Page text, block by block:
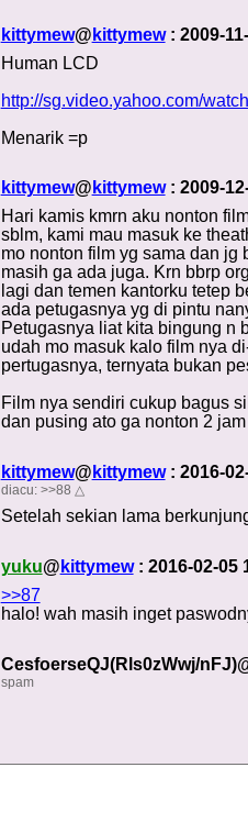
kittymew@ kittymew: 2009-
Human LCD
http://sg.video.yahoo.com/
Menarik =p
kittymew@ kittymew: 2009-
Hari kamis kmrn aku nonton
sblm, kami mau masuk ke
mo nonton film yg sama dan jg
masih ga ada juga. Krn bbrp
lagi dan temen kantorku tetep
ada petugasnya yg di pintu
Petugasnya liat kita bingung n
udah mo masuk kalo film nya
pertugasnya, ternyata bukan
Film nya sendiri cukup bagus
dan pusing ato ga nonton 2
kittymew@ kittymew: 2016-
diacu: >>88 △
Setelah sekian lama
yuku@ kittymew: 2016-02-05
>>87
halo! wah masih inget
CesfoerseQJ(Rls0zWwj/
spam